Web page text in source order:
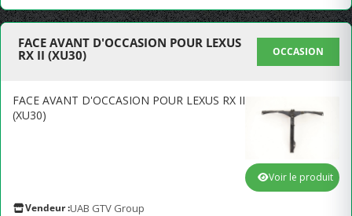
FACE AVANT D'OCCASION POUR LEXUS
RX II (XU30)
OCCASION
FACE AVANT D'OCCASION POUR LEXUS RX II
(XU30)
Vendeur :UAB GTV Group
Voir le produit